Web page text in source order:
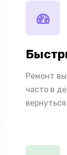
Ремонт
часто в